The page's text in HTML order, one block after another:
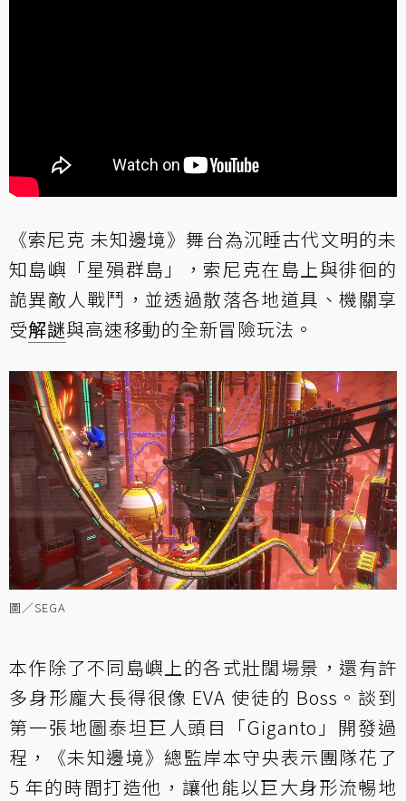
《索尼克 未知邊境》舞台為沉睡古代文明的未
知島嶼「星殞群島」，索尼克在島上與徘徊的
詭異敵人戰鬥，並透過散落各地道具、機關享
受解謎與高速移動的全新冒險玩法。
圖／SEGA
本作除了不同島嶼上的各式壯闊場景，還有許
多身形龐大長得很像 EVA 使徒的 Boss。談到
第一張地圖泰坦巨人頭目「Giganto」開發過
程，《未知邊境》總監岸本守央表示團隊花了
5 年的時間打造他，讓他能以巨大身形流暢地